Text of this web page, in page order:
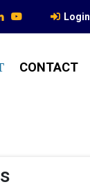
Login
CONTACT